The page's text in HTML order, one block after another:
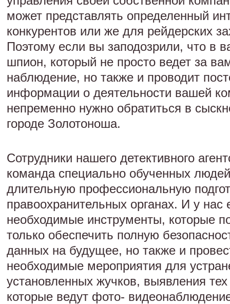
может представлять определенный
конкурентов или же для рейдерских
Поэтому если вы заподозрили, что в
шпион, который не просто ведет за
наблюдение, но также и проводит
информации о деятельности вашей
непременно нужно обратиться в
городе Золотоноша.
Сотрудники нашего детективного
команда специально обученных
длительную профессиональную
правоохранительных органах. И у нас
необходимые инструменты, которые
только обеспечить полную
данных на будущее, но также и
необходимые мероприятия для
установленных жучков, выявления
которые ведут фото-